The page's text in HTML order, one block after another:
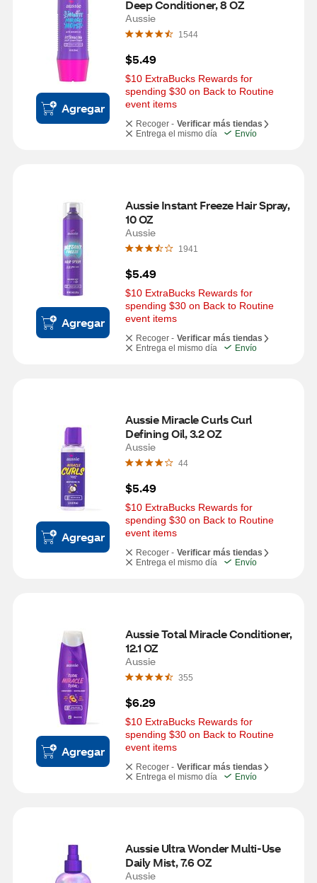
Agregar
Deep Conditioner, 8 OZ
Aussie
1544
$5.49
$10 ExtraBucks Rewards for
spending $30 on Back to Routine
event items
Recoger - Verificar más tiendas
Entrega el mismo día
Envío
Agregar
Aussie Instant Freeze Hair Spray,
10 OZ
Aussie
1941
$5.49
$10 ExtraBucks Rewards for
spending $30 on Back to Routine
event items
Recoger - Verificar más tiendas
Entrega el mismo día
Envío
Agregar
Aussie Miracle Curls Curl
Defining Oil, 3.2 OZ
Aussie
44
$5.49
$10 ExtraBucks Rewards for
spending $30 on Back to Routine
event items
Recoger - Verificar más tiendas
Entrega el mismo día
Envío
Agregar
Aussie Total Miracle Conditioner,
12.1 OZ
Aussie
355
$6.29
$10 ExtraBucks Rewards for
spending $30 on Back to Routine
event items
Recoger - Verificar más tiendas
Entrega el mismo día
Envío
Aussie Ultra Wonder Multi-Use
Daily Mist, 7.6 OZ
Aussie